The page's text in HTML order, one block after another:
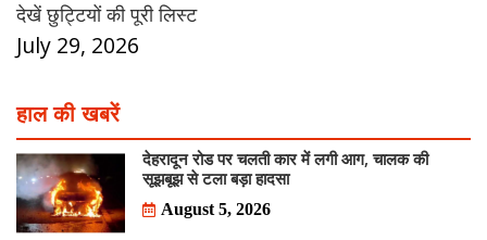
देखें छुट्टियों की पूरी लिस्ट
July 29, 2026
हाल की खबरें
देहरादून रोड पर चलती कार में लगी आग, चालक की
सूझबूझ से टला बड़ा हादसा
August 5, 2026